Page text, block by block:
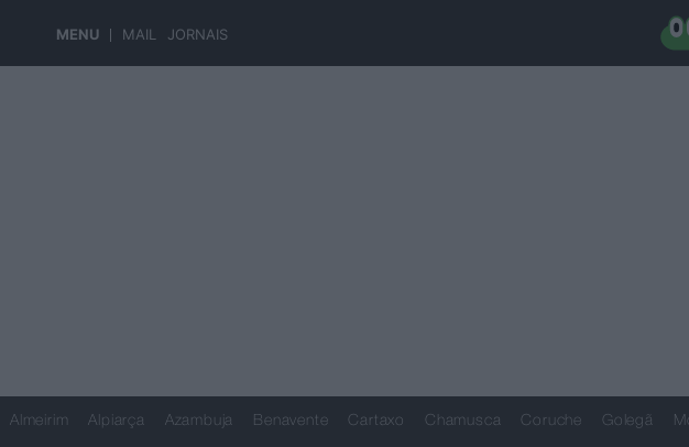
MENU MAIL JORNAIS
Almeirim Alpiarça Azambuja Benavente Cartaxo Chamusca Coruche Golegã